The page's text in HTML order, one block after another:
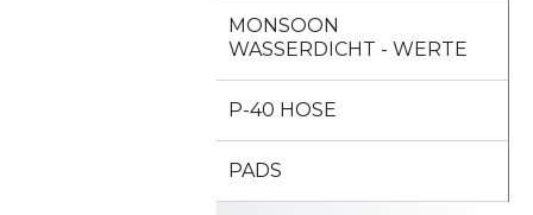
MONSOON
WASSERDICHT - WERTE
P-40 HOSE
PADS